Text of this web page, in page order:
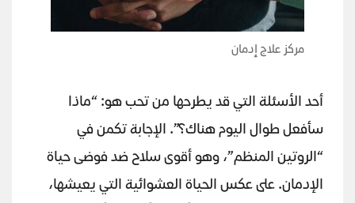
مركز علاج إدمان
أحد الأسئلة التي قد يطرحها من تحب هو: “ماذا
سأفعل طوال اليوم هناك؟”. الإجابة تكمن في
“الروتين المنظم”، وهو أقوى سلاح ضد فوضى حياة
الإدمان. على عكس الحياة العشوائية التي يعيشها،